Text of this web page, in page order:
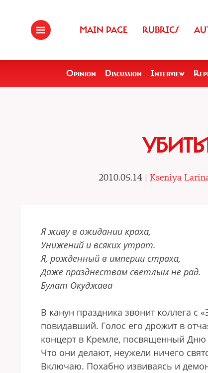
MAIN PAGE RUBRICS
Opinion Discussion Interview
2010.05.14 | Kseniya
Я живу в ожидании краха,
Унижений и всяких утрат.
Я, рожденный в империи страха,
Даже празднествам светлым не рад.
Булат Окуджава
В канун праздника звонит коллега
повидавший. Голос его дрожит в
концерт в Кремле, посвященный
Что они делают, неужели ничего
Включаю. Похабно извиваясь и